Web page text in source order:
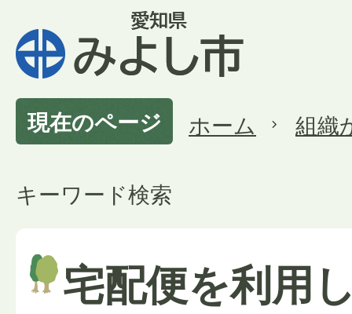
現在のページ ホーム 組織
キーワード検索
宅配便を利用